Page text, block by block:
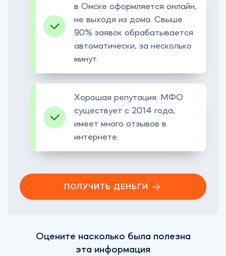
в Омске оформляется онлайн,
не выходя из дома. Свыше
90% заявок обрабатывается
автоматически, за несколько
минут.
Хорошая репутация. МФО
существует с 2014 года,
имеет много отзывов в
интернете.
ПОЛУЧИТЬ ДЕНЬГИ
Оцените насколько была полезна
эта информация